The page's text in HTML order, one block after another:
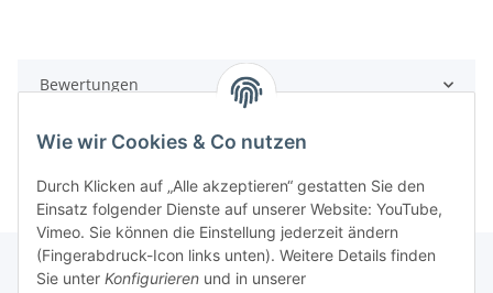
Bewertungen
Wie wir Cookies & Co nutzen
Durch Klicken auf „Alle akzeptieren“ gestatten Sie den
Einsatz folgender Dienste auf unserer Website: YouTube,
Vimeo. Sie können die Einstellung jederzeit ändern
(Fingerabdruck-Icon links unten). Weitere Details finden
Sie unter Konfigurieren und in unserer